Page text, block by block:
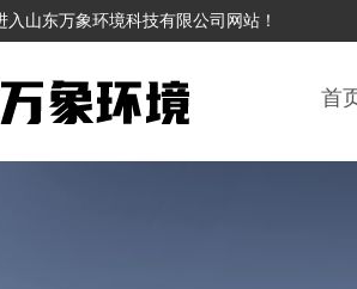
入山东万象环境科技有限公司网站！
首